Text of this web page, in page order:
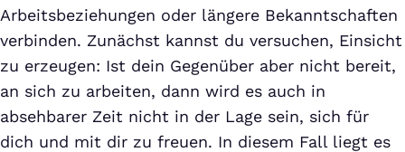
Arbeitsbeziehungen oder längere Bekanntschaften
verbinden. Zunächst kannst du versuchen, Einsicht
zu erzeugen: Ist dein Gegenüber aber nicht bereit,
an sich zu arbeiten, dann wird es auch in
absehbarer Zeit nicht in der Lage sein, sich für
dich und mit dir zu freuen. In diesem Fall liegt es